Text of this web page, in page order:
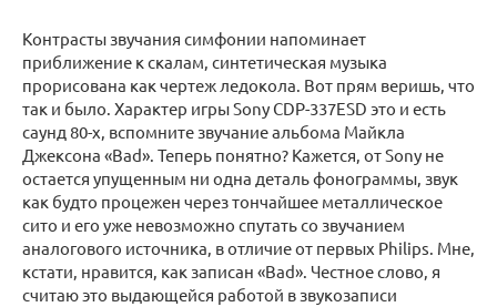
Контрасты звучания симфонии напоминает
приближение к скалам, синтетическая музыка
прорисована как чертеж ледокола. Вот прям веришь, что
так и было. Характер игры Sony CDP-337ESD это и есть
саунд 80-х, вспомните звучание альбома Майкла
Джексона «Bad». Теперь понятно? Кажется, от Sony не
остается упущенным ни одна деталь фонограммы, звук
как будто процежен через тончайшее металлическое
сито и его уже невозможно спутать со звучанием
аналогового источника, в отличие от первых Philips. Мне,
кстати, нравится, как записан «Bad». Честное слово, я
считаю это выдающейся работой в звукозаписи